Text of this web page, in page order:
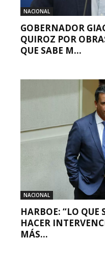
NACIONAL
GOBERNADOR
QUIROZ POR
QUE SABE M...
NACIONAL
HARBOE: “LO QUE
HACER
MÁS...